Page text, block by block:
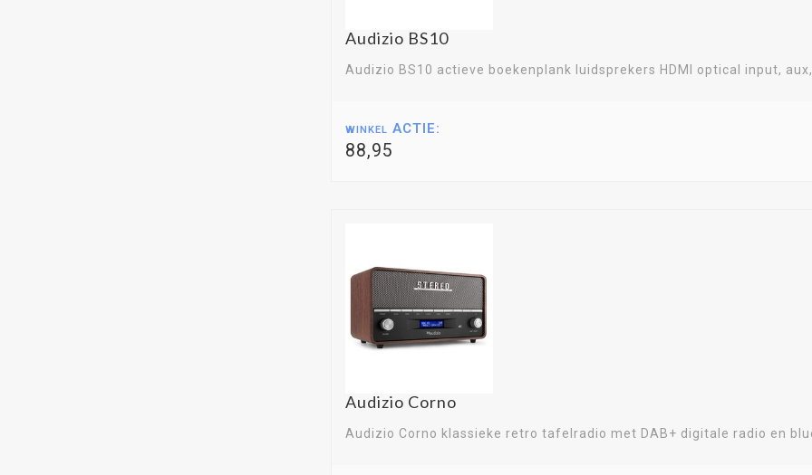
Audizio BS10
Audizio BS10 actieve boekenplank luidsprekers HDMI optical input,
winkel ACTIE:
88,95
Audizio Corno
Audizio Corno klassieke retro tafelradio met DAB+ digitale radio en